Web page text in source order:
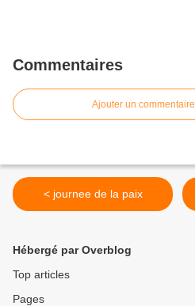
Commentaires
Ajouter un commentaire
< journee de la paix
Hébergé par Overblog
Top articles
Pages